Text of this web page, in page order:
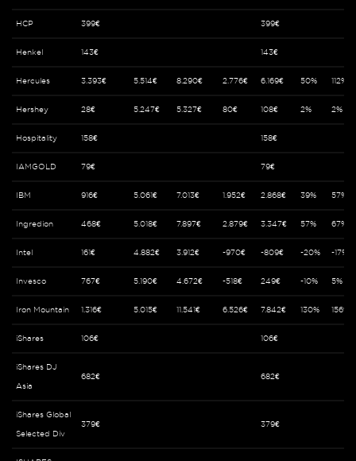
HCP 399€ 399€
Henkel 143€ 143€
Hercules 3.393€ 5.514€ 8.290€ 2.776€ 6.169€ 50% 112%
Hershey 28€ 5.247€ 5.327€ 80€ 108€ 2% 2%
Hospitality 158€ 158€
IAMGOLD 79€ 79€
IBM 916€ 5.061€ 7.013€ 1.952€ 2.868€ 39% 57%
Ingredion 468€ 5.018€ 7.897€ 2.879€ 3.347€ 57% 67%
Intel 161€ 4.882€ 3.912€ -970€ -809€ -20% -17%
Invesco 767€ 5.190€ 4.672€ -518€ 249€ -10% 5%
Iron Mountain 1.316€ 5.015€ 11.541€ 6.526€ 7.842€ 130% 156%
iShares 106€ 106€
iShares DJ
Asia
682€ 682€
iShares Global
Selected Div
379€ 379€